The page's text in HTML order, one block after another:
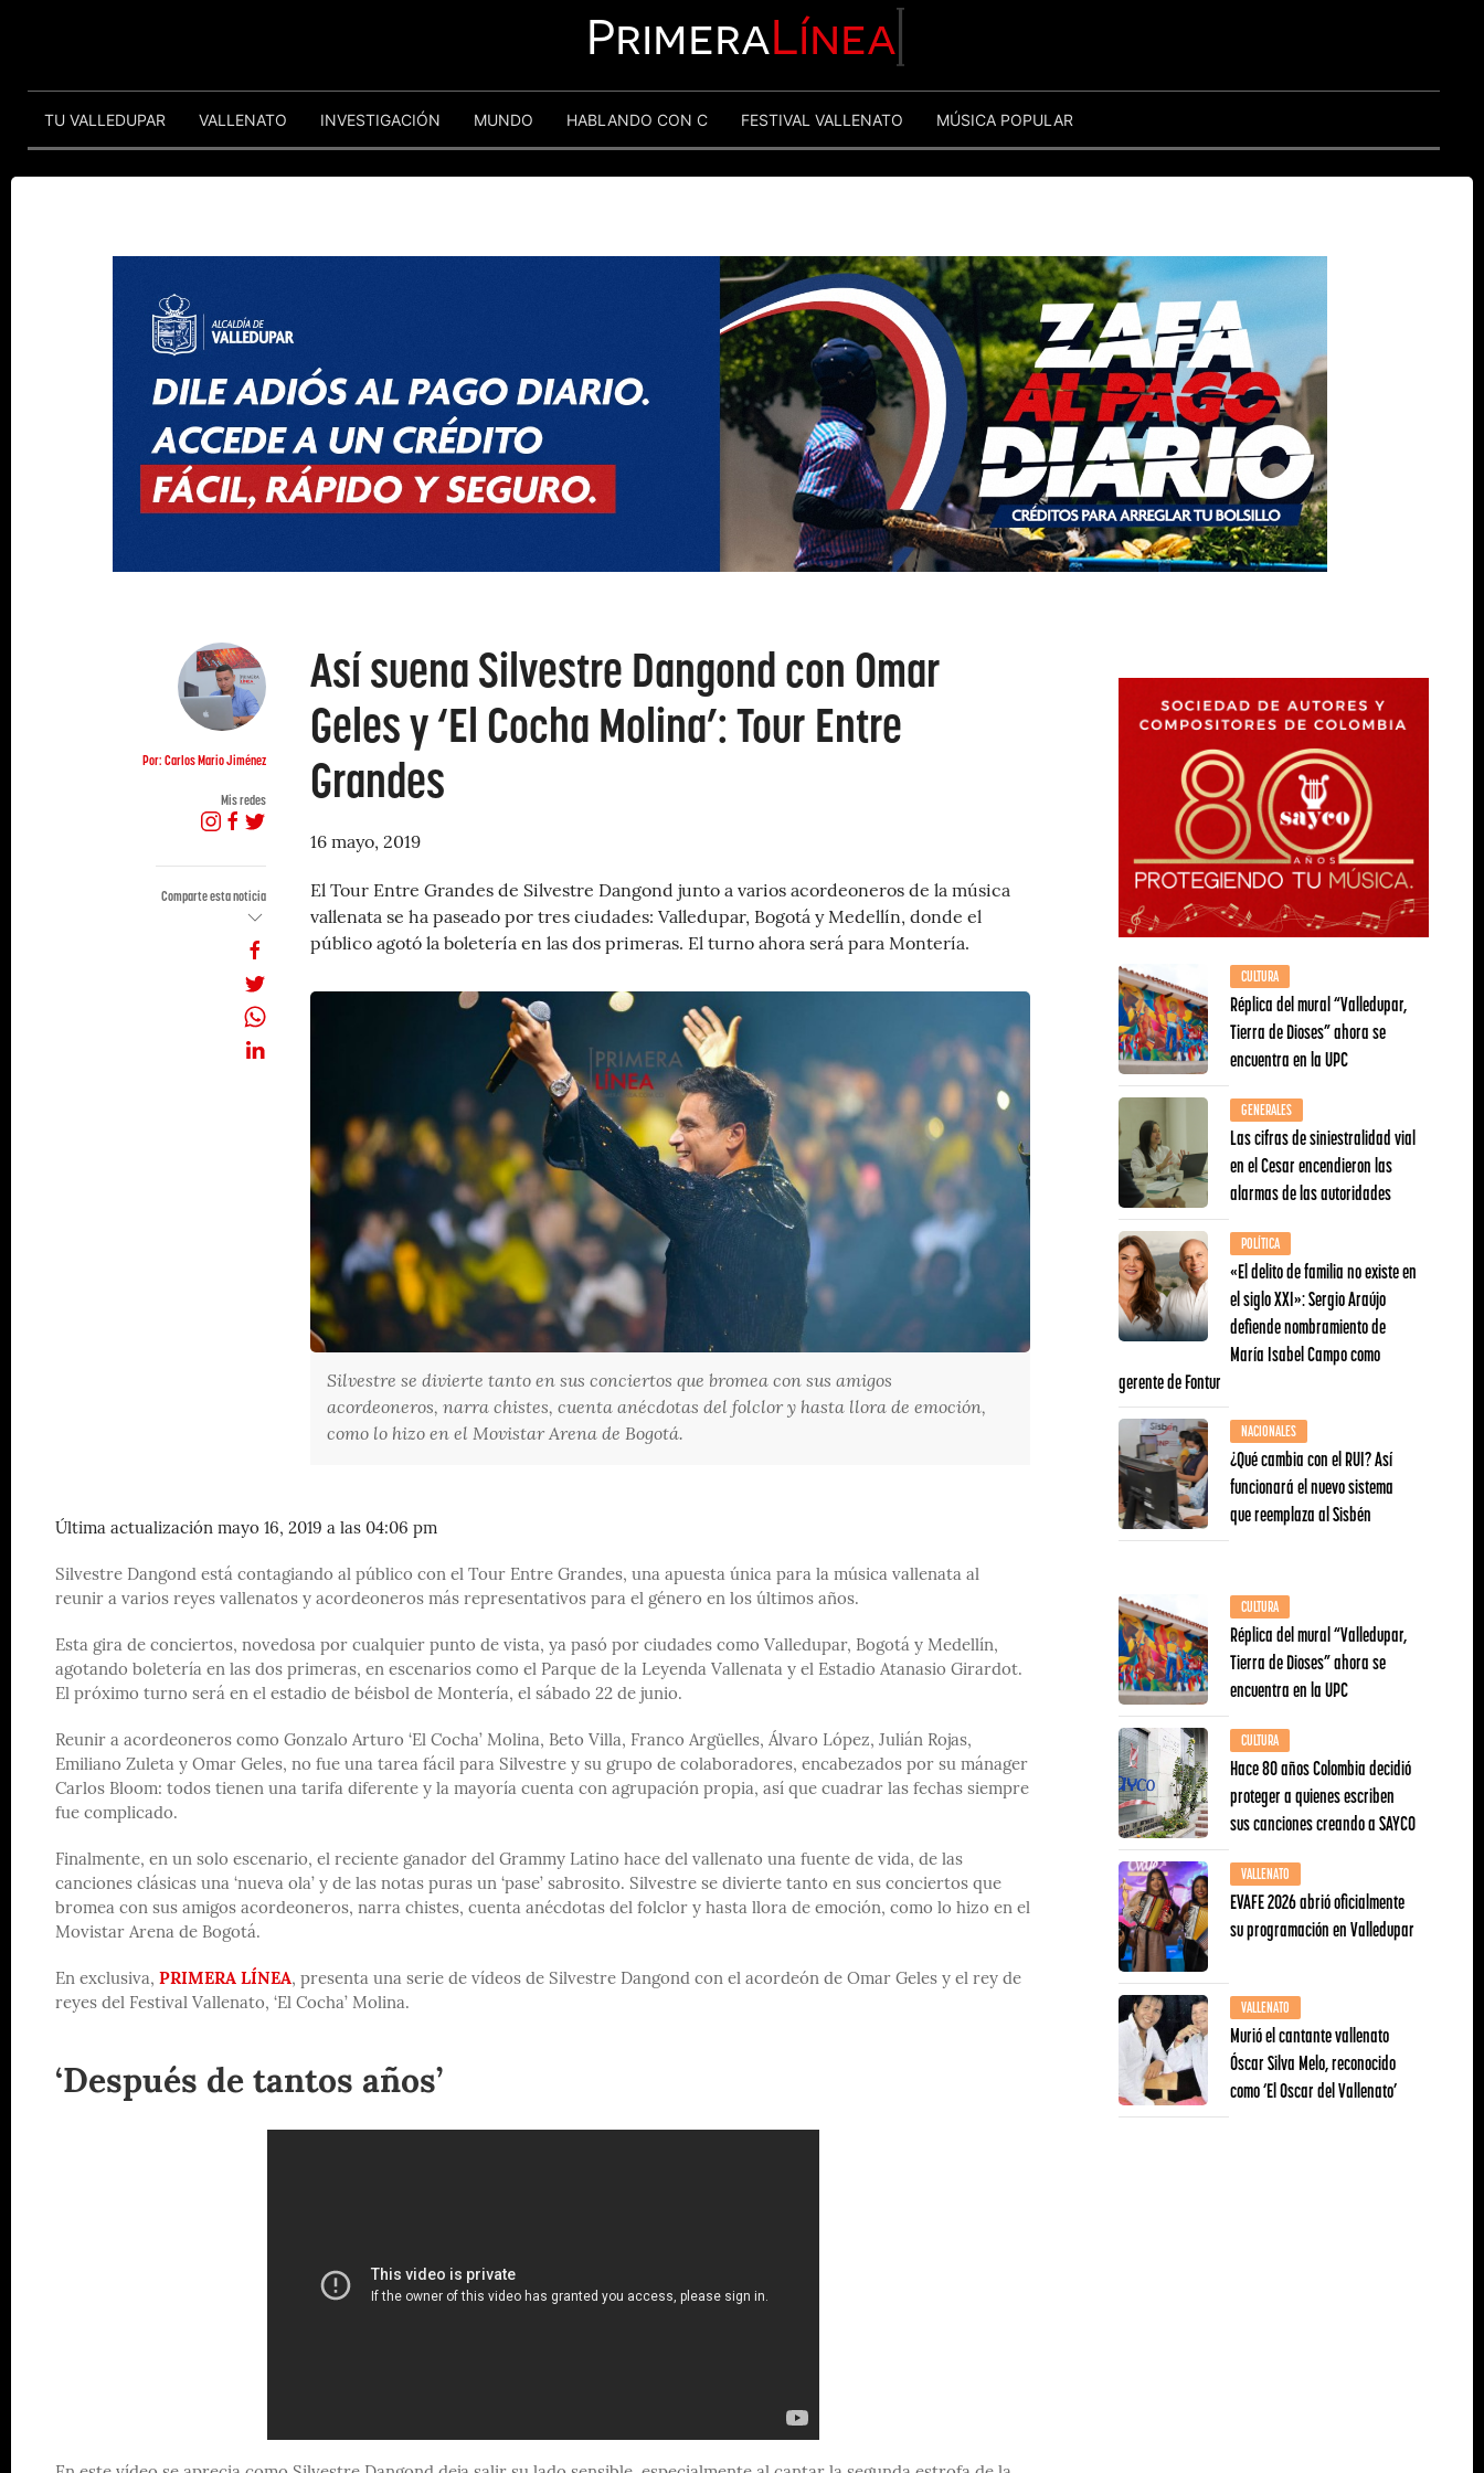
PrimeraLínea
TU VALLEDUPAR VALLENATO INVESTIGACIÓN MUNDO HABLANDO CON C FESTIVAL VALLENATO MÚSICA POPULAR
Por: Carlos Mario Jiménez
Mis redes
Comparte esta noticia
Así suena Silvestre Dangond con Omar
Geles y ‘El Cocha Molina’: Tour Entre
Grandes
16 mayo, 2019
El Tour Entre Grandes de Silvestre Dangond junto a varios acordeoneros de la música
vallenata se ha paseado por tres ciudades: Valledupar, Bogotá y Medellín, donde el
público agotó la boletería en las dos primeras. El turno ahora será para Montería.
Silvestre se divierte tanto en sus conciertos que bromea con sus amigos
acordeoneros, narra chistes, cuenta anécdotas del folclor y hasta llora de emoción,
como lo hizo en el Movistar Arena de Bogotá.
Última actualización mayo 16, 2019 a las 04:06 pm
Silvestre Dangond está contagiando al público con el Tour Entre Grandes, una apuesta única para la música vallenata al
reunir a varios reyes vallenatos y acordeoneros más representativos para el género en los últimos años.
Esta gira de conciertos, novedosa por cualquier punto de vista, ya pasó por ciudades como Valledupar, Bogotá y Medellín,
agotando boletería en las dos primeras, en escenarios como el Parque de la Leyenda Vallenata y el Estadio Atanasio Girardot.
El próximo turno será en el estadio de béisbol de Montería, el sábado 22 de junio.
Reunir a acordeoneros como Gonzalo Arturo ‘El Cocha’ Molina, Beto Villa, Franco Argüelles, Álvaro López, Julián Rojas,
Emiliano Zuleta y Omar Geles, no fue una tarea fácil para Silvestre y su grupo de colaboradores, encabezados por su mánager
Carlos Bloom: todos tienen una tarifa diferente y la mayoría cuenta con agrupación propia, así que cuadrar las fechas siempre
fue complicado.
Finalmente, en un solo escenario, el reciente ganador del Grammy Latino hace del vallenato una fuente de vida, de las
canciones clásicas una ‘nueva ola’ y de las notas puras un ‘pase’ sabrosito. Silvestre se divierte tanto en sus conciertos que
bromea con sus amigos acordeoneros, narra chistes, cuenta anécdotas del folclor y hasta llora de emoción, como lo hizo en el
Movistar Arena de Bogotá.
En exclusiva, PRIMERA LÍNEA, presenta una serie de vídeos de Silvestre Dangond con el acordeón de Omar Geles y el rey de
reyes del Festival Vallenato, ‘El Cocha’ Molina.
‘Después de tantos años’
CULTURA
Réplica del mural “Valledupar,
Tierra de Dioses” ahora se
encuentra en la UPC
GENERALES
Las cifras de siniestralidad vial
en el Cesar encendieron las
alarmas de las autoridades
POLÍTICA
«El delito de familia no existe en
el siglo XXI»: Sergio Araújo
defiende nombramiento de
María Isabel Campo como
gerente de Fontur
NACIONALES
¿Qué cambia con el RUI? Así
funcionará el nuevo sistema
que reemplaza al Sisbén
CULTURA
Réplica del mural “Valledupar,
Tierra de Dioses” ahora se
encuentra en la UPC
CULTURA
Hace 80 años Colombia decidió
proteger a quienes escriben
sus canciones creando a SAYCO
VALLENATO
EVAFE 2026 abrió oficialmente
su programación en Valledupar
VALLENATO
Murió el cantante vallenato
Óscar Silva Melo, reconocido
como ‘El Oscar del Vallenato’